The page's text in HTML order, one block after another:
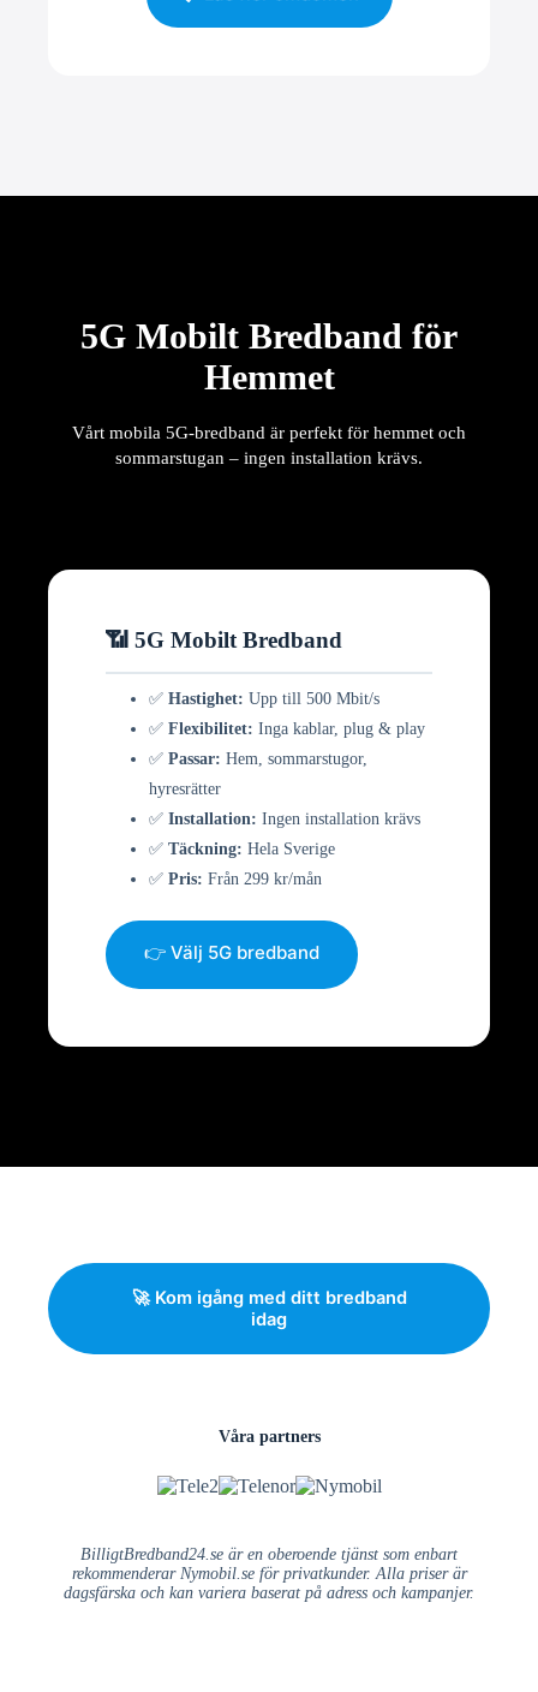
5G Mobilt Bredband för
Hemmet
Vårt mobila 5G-bredband är perfekt för hemmet och
sommarstugan – ingen installation krävs.
📶 5G Mobilt Bredband
✅ Hastighet: Upp till 500 Mbit/s
✅ Flexibilitet: Inga kablar, plug & play
✅ Passar: Hem, sommarstugor,
hyresrätter
✅ Installation: Ingen installation krävs
✅ Täckning: Hela Sverige
✅ Pris: Från 299 kr/mån
👉 Välj 5G bredband
🚀 Kom igång med ditt bredband
idag
Våra partners
BilligtBredband24.se är en oberoende tjänst som enbart
rekommenderar Nymobil.se för privatkunder. Alla priser är
dagsfärska och kan variera baserat på adress och kampanjer.